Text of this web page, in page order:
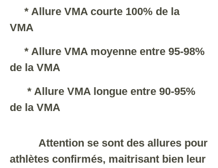
* Allure VMA courte 100% de la
VMA
* Allure VMA moyenne entre 95-98%
de la VMA
* Allure VMA longue entre 90-95%
de la VMA
Attention se sont des allures pour
athlètes confirmés, maitrisant bien leur